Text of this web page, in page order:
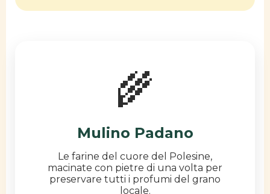
🌾
Mulino Padano
Le farine del cuore del Polesine,
macinate con pietre di una volta per
preservare tutti i profumi del grano
locale.